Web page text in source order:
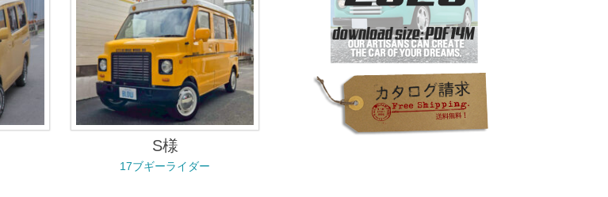
S様
17ブギーライダー